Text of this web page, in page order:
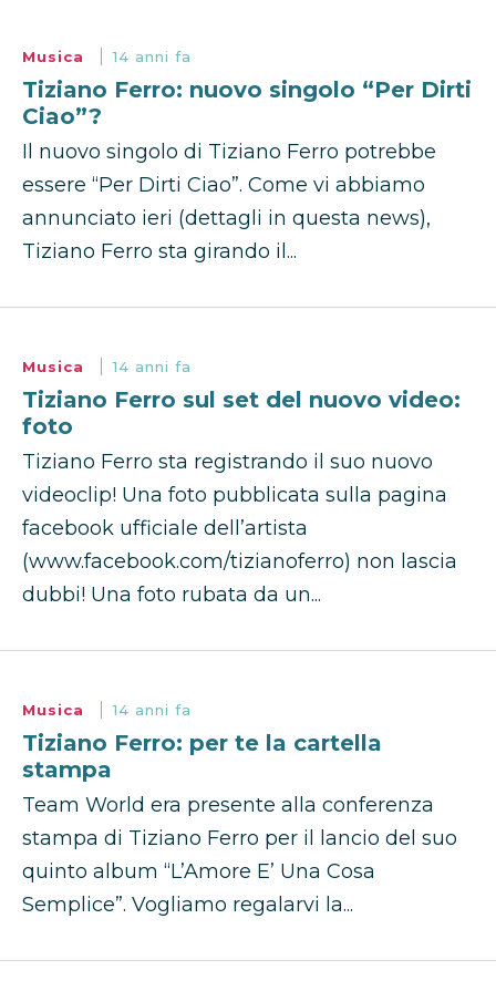
Musica 14 anni fa
Tiziano Ferro: nuovo singolo “Per Dirti
Ciao”?
Il nuovo singolo di Tiziano Ferro potrebbe
essere “Per Dirti Ciao”. Come vi abbiamo
annunciato ieri (dettagli in questa news),
Tiziano Ferro sta girando il...
Musica 14 anni fa
Tiziano Ferro sul set del nuovo video:
foto
Tiziano Ferro sta registrando il suo nuovo
videoclip! Una foto pubblicata sulla pagina
facebook ufficiale dell’artista
(www.facebook.com/tizianoferro) non lascia
dubbi! Una foto rubata da un...
Musica 14 anni fa
Tiziano Ferro: per te la cartella
stampa
Team World era presente alla conferenza
stampa di Tiziano Ferro per il lancio del suo
quinto album “L’Amore E’ Una Cosa
Semplice”. Vogliamo regalarvi la...